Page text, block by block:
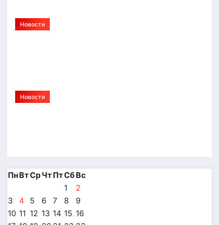
Новости
Новости
ПнВтСрЧтПтСбВс
1
2
3
4 5 6 7 8
9
10 11 12 13 14 15 16